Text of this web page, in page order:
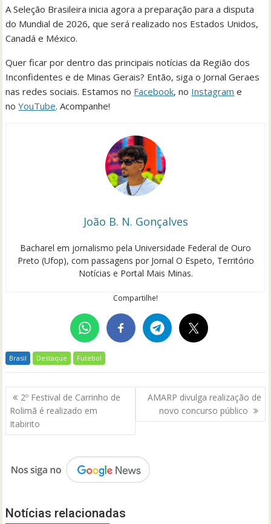
A Seleção Brasileira inicia agora a preparação para a disputa
do Mundial de 2026, que será realizado nos Estados Unidos,
Canadá e México.
Quer ficar por dentro das principais notícias da Região dos
Inconfidentes e de Minas Gerais? Então, siga o Jornal Geraes
nas redes sociais. Estamos no Facebook, no Instagram e
noYouTube. Acompanhe!
João B. N. Gonçalves
Bacharel em jornalismo pela Universidade Federal de Ouro
Preto (Ufop), com passagens por Jornal O Espeto, Território
Notícias e Portal Mais Minas.
Compartilhe!
Brasil Destaque Futebol
Navegação
de
Post
2º Festival de Carrinho de
Rolimã é realizado em
Itabirito
AMARP divulga realização de
novo concurso público
Notícias relacionadas